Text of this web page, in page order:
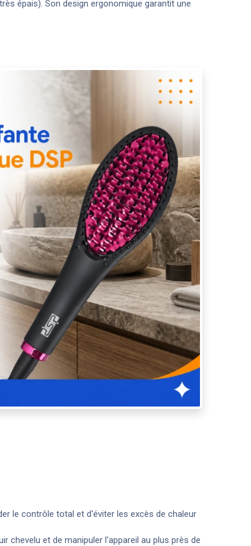
épais). Son design ergonomique garantit une
le contrôle total et d'éviter les excès de chaleur
chevelu et de manipuler l'appareil au plus près de